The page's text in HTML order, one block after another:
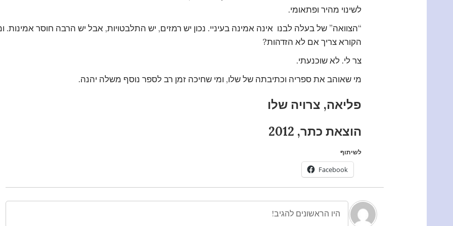
לשינוי מהיר ופתאומי.
“הצוואה” של בעלה לבנו אינה אמינה בעיניי. נכון יש רמזים, יש התלבטויות, אבל יש הרבה חוסר אמינות.
הקורא צריך אם לא הזדהות?
צר לי. לא שוכנעתי.
מי שאוהב את ספריה וכתיבתה של שלו, ומי שחיכה זמן רב לספר נוסף משלה יהנה.
פליאה, צרויה שלו
הוצאת כתר, 2012
לשיתוף
Facebook